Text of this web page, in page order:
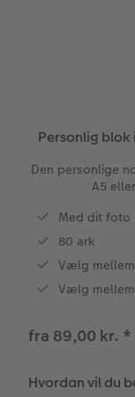
Personlig
Den personlige
A5
Med dit foto
80 ark
Vælg
Vælg
fra 89,00 kr. *
Hvordan vil du